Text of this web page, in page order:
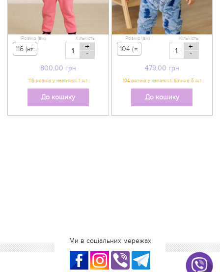
800,00 грн
Розмір (вік)
116 (вік 5-6 р) - 800,00 грн
Кількість
+
-
До кошику
479,00 грн
Розмір (вік)
104 (вік 3-4 р) - 479,00 грн
Кількість
+
-
До кошику
Ми в соціальних мережах